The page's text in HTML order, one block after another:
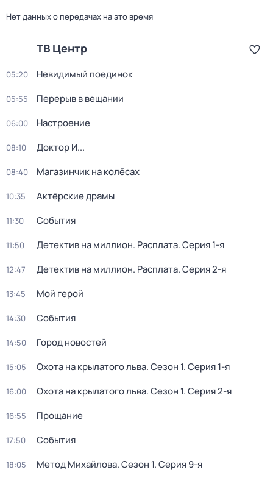
Нет данных о передачах на это время
ТВ Центр
05:20 Невидимый поединок
05:55 Перерыв в вещании
06:00 Настроение
08:10 Доктор И...
08:40 Магазинчик на колёсах
10:35 Актёрские драмы
11:30 События
11:50 Детектив на миллион. Расплата. Серия 1-я
12:47 Детектив на миллион. Расплата. Серия 2-я
13:45 Мой герой
14:30 События
14:50 Город новостей
15:05 Охота на крылатого льва. Сезон 1. Серия 1-я
16:00 Охота на крылатого льва. Сезон 1. Серия 2-я
16:55 Прощание
17:50 События
18:05 Метод Михайлова. Сезон 1. Серия 9-я